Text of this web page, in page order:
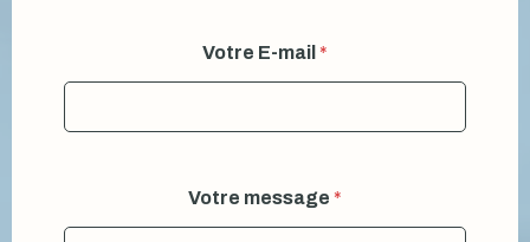
Votre E-mail *
Votre message *